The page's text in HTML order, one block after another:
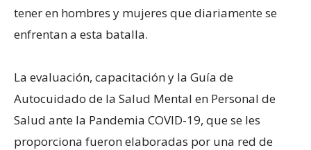
tener en hombres y mujeres que diariamente se
enfrentan a esta batalla.
La evaluación, capacitación y la Guía de
Autocuidado de la Salud Mental en Personal de
Salud ante la Pandemia COVID-19, que se les
proporciona fueron elaboradas por una red de